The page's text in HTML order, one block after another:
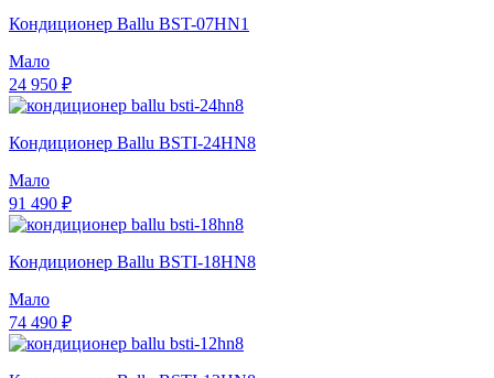
Кондиционер Ballu BST-07HN1
Мало
24 950 ₽
Кондиционер Ballu BSTI-24HN8
Мало
91 490 ₽
Кондиционер Ballu BSTI-18HN8
Мало
74 490 ₽